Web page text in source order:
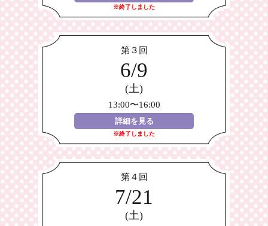
※終了しました
第３回
6/9
(土)
13:00〜16:00
詳細を見る
※終了しました
第４回
7/21
(土)